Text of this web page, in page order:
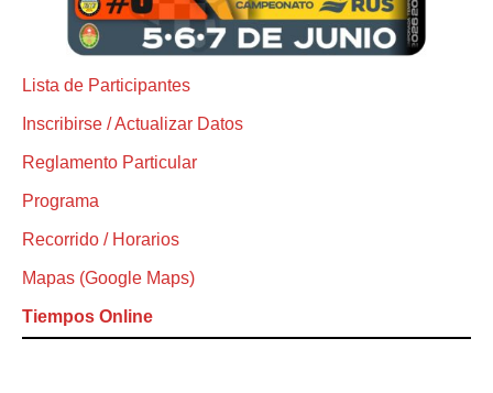
Lista de Participantes
Inscribirse / Actualizar Datos
Reglamento Particular
Programa
Recorrido / Horarios
Mapas (Google Maps)
Tiempos Online